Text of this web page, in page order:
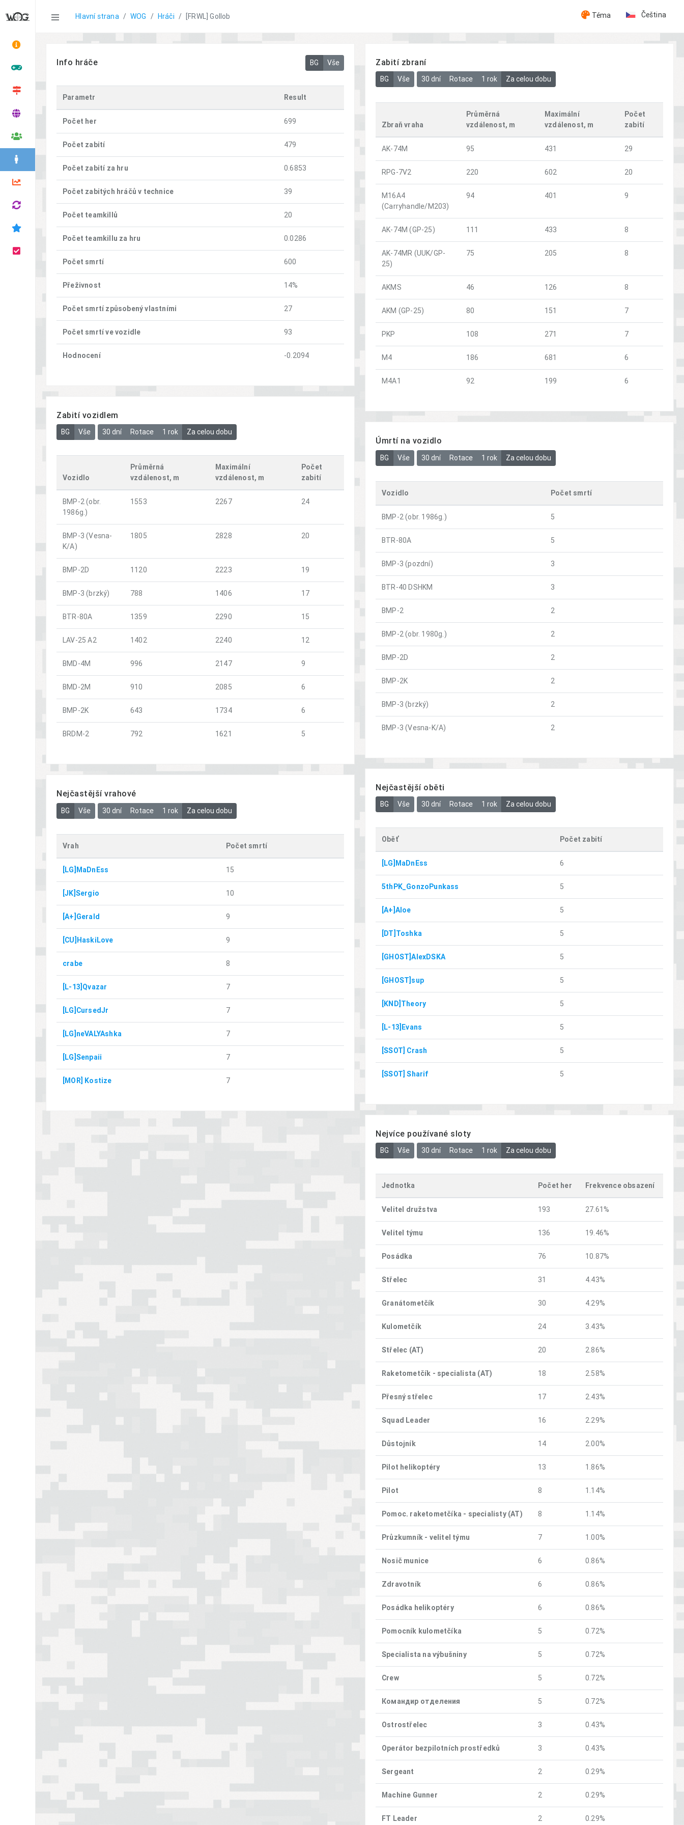
StatisticsHlavní strana WOG Hráči [FRWL] Gollob Téma Čeština
Info hráče BG Vše
Parametr Result
Počet her 699
Počet zabití 479
Počet zabití za hru 0.6853
Počet zabitých hráčů v technice 39
Počet teamkillů 20
Počet teamkillu za hru 0.0286
Počet smrtí 600
Přeživnost 14%
Počet smrtí způsobený vlastními 27
Počet smrtí ve vozidle 93
Hodnocení -0.2094
Zabití zbraní
BG Vše 30 dní Rotace 1 rok Za celou dobu
Zbraň vraha
Průměrná
vzdálenost, m
Maximální
vzdálenost, m
Počet
zabití
AK-74M 95 431 29
RPG-7V2 220 602 20
M16A4
(Carryhandle/M203)
94 401 9
AK-74M (GP-25) 111 433 8
AK-74MR (UUK/GP-
25)
75 205 8
AKMS 46 126 8
AKM (GP-25) 80 151 7
PKP 108 271 7
M4 186 681 6
M4A1 92 199 6
Zabití vozidlem
BG Vše 30 dní Rotace 1 rok Za celou dobu
Vozidlo
Průměrná
vzdálenost, m
Maximální
vzdálenost, m
Počet
zabití
BMP-2 (obr.
1986g.)
1553 2267 24
BMP-3 (Vesna-
K/A)
1805 2828 20
BMP-2D 1120 2223 19
BMP-3 (brzký) 788 1406 17
BTR-80A 1359 2290 15
LAV-25 A2 1402 2240 12
BMD-4M 996 2147 9
BMD-2M 910 2085 6
BMP-2K 643 1734 6
BRDM-2 792 1621 5
Úmrtí na vozidlo
BG Vše 30 dní Rotace 1 rok Za celou dobu
Vozidlo Počet smrtí
BMP-2 (obr. 1986g.) 5
BTR-80A 5
BMP-3 (pozdní) 3
BTR-40 DSHKM 3
BMP-2 2
BMP-2 (obr. 1980g.) 2
BMP-2D 2
BMP-2K 2
BMP-3 (brzký) 2
BMP-3 (Vesna-K/A) 2
Nejčastější oběti
BG Vše 30 dní Rotace 1 rok Za celou dobu
Oběť Počet zabití
[LG]MaDnEss 6
5thPK_GonzoPunkass 5
[A+]Aloe 5
[DT]Toshka 5
[GHOST]AlexDSKA 5
[GHOST]sup 5
[KND]Theory 5
[L-13]Evans 5
[SSOT] Crash 5
[SSOT] Sharif 5
Nejčastější vrahové
BG Vše 30 dní Rotace 1 rok Za celou dobu
Vrah Počet smrtí
[LG]MaDnEss 15
[JK]Sergio 10
[A+]Gerald 9
[CU]HaskiLove 9
crabe 8
[L-13]Qvazar 7
[LG]CursedJr 7
[LG]neVALYAshka 7
[LG]Senpaii 7
[MOR] Kostize 7
Nejvíce používané sloty
BG Vše 30 dní Rotace 1 rok Za celou dobu
Jednotka Počet her Frekvence obsazení
Velitel družstva 193 27.61%
Velitel týmu 136 19.46%
Posádka 76 10.87%
Střelec 31 4.43%
Granátometčík 30 4.29%
Kulometčík 24 3.43%
Střelec (AT) 20 2.86%
Raketometčík - specialista (AT) 18 2.58%
Přesný střelec 17 2.43%
Squad Leader 16 2.29%
Důstojník 14 2.00%
Pilot helikoptéry 13 1.86%
Pilot 8 1.14%
Pomoc. raketometčíka - specialisty (AT) 8 1.14%
Průzkumník - velitel týmu 7 1.00%
Nosič munice 6 0.86%
Zdravotník 6 0.86%
Posádka helikoptéry 6 0.86%
Pomocník kulometčíka 5 0.72%
Specialista na výbušniny 5 0.72%
Crew 5 0.72%
Командир отделения 5 0.72%
Ostrostřelec 3 0.43%
Operátor bezpilotních prostředků 3 0.43%
Sergeant 2 0.29%
Machine Gunner 2 0.29%
FT Leader 2 0.29%